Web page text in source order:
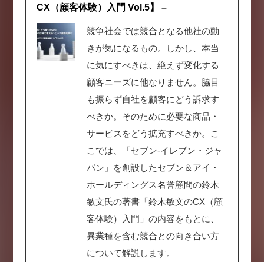
CX（顧客体験）入門 Vol.5】 –
競争社会では競合となる他社の動
きが気になるもの。しかし、本当
に気にすべきは、絶えず変化する
顧客ニーズに他なりません。脇目
も振らず自社を顧客にどう訴求す
べきか。そのために必要な商品・
サービスをどう拡充すべきか。こ
こでは、「セブン‐イレブン・ジャ
パン」を創設したセブン＆アイ・
ホールディングス名誉顧問の鈴木
敏文氏の著書「鈴木敏文のCX（顧
客体験）入門」の内容をもとに、
異業種を含む競合との向き合い方
について解説します。